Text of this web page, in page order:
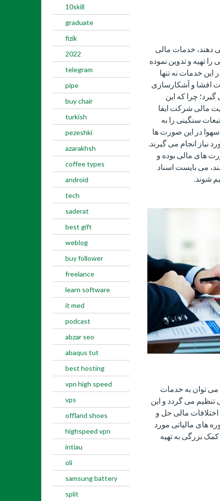
10skill
graduate
fizik
2022
telegram
pipe
buy chair
turkish
pezeshki
azarakhsh
coffee types
android
tech
saderat
best gift
weblog
buy follower
freelance
learn software
it med
podcast
abzar seo
abaqus tut
best hosting
vpn high speed
vps
offland shoes
highspeed vpn
intiau
oli
samsung battery
split
دهند، خدمات مالی
تهیه و تدوین نموده
خدمات نه تنها
افشا و آشکارسازی
چرا که این
مالی شرکت ایفا
سنگینی را به
سهوا در این صورت ها
نیاز انجام می گیرند.
های مالی بوده و
می بایست اسناد
شوند.
می توان به خدمات
تنظیم می گردد و این
مالی حل و
های مالیاتی مورد
بزرگی به تهیه